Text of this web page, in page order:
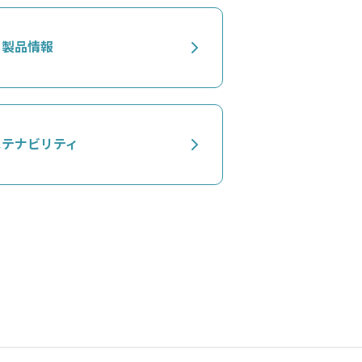
製品情報
ナビリティ